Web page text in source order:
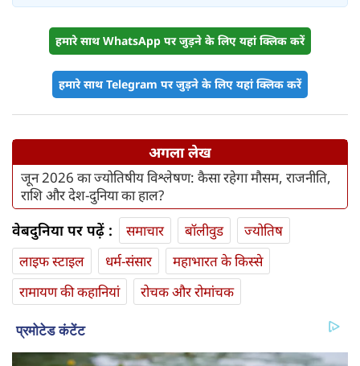
हमारे साथ WhatsApp पर जुड़ने के लिए यहां क्लिक करें
हमारे साथ Telegram पर जुड़ने के लिए यहां क्लिक करें
अगला लेख
जून 2026 का ज्योतिषीय विश्लेषण: कैसा रहेगा मौसम, राजनीति,
राशि और देश-दुनिया का हाल?
वेबदुनिया पर पढ़ें : समाचार बॉलीवुड
ज्योतिष
लाइफ स्‍टाइल
धर्म-संसार
महाभारत के किस्से
रामायण की कहानियां
रोचक और रोमांचक